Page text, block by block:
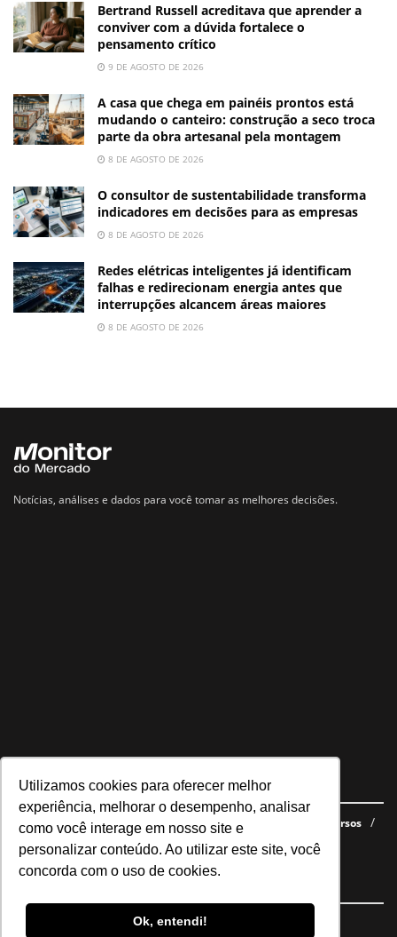
Utilizamos cookies para oferecer melhor
experiência, melhorar o desempenho, analisar
como você interage em nosso site e
personalizar conteúdo. Ao utilizar este site, você
concorda com o uso de cookies.
Ok, entendi!
Bertrand Russell acreditava que aprender a
conviver com a dúvida fortalece o
pensamento crítico
9 DE AGOSTO DE 2026
A casa que chega em painéis prontos está
mudando o canteiro: construção a seco troca
parte da obra artesanal pela montagem
8 DE AGOSTO DE 2026
O consultor de sustentabilidade transforma
indicadores em decisões para as empresas
8 DE AGOSTO DE 2026
Redes elétricas inteligentes já identificam
falhas e redirecionam energia antes que
interrupções alcancem áreas maiores
8 DE AGOSTO DE 2026
Notícias, análises e dados para você tomar as melhores decisões.
Navegue no site
Últimas notícias Quem somos E-books gratuitos
Cursos
Política de privacidade